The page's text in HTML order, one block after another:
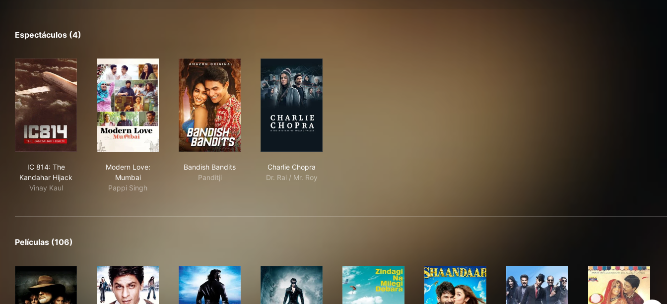
Espectáculos (4)
IC 814: The
Kandahar Hijack
Vinay Kaul
Modern Love:
Mumbai
Pappi Singh
Bandish Bandits
Panditji
Charlie Chopra
Dr. Rai / Mr. Roy
Películas (106)